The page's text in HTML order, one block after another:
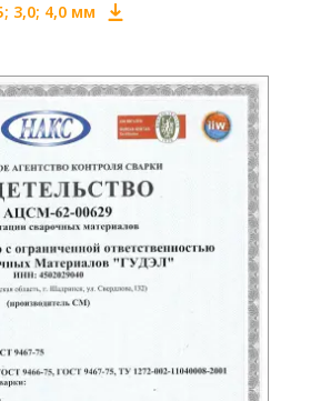
3,0; 4,0 мм